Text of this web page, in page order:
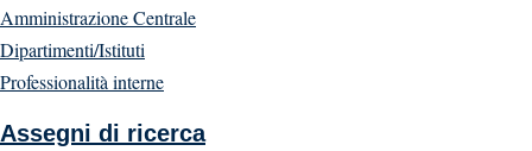
Amministrazione Centrale
Dipartimenti/Istituti
Professionalità interne
Assegni di ricerca